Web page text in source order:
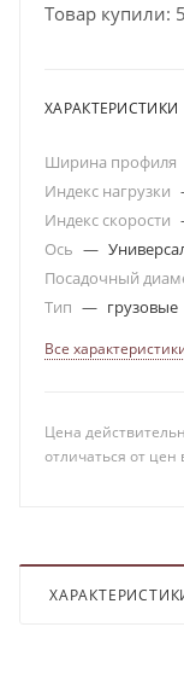
Товар купили:
ХАРАКТЕРИСТИКИ
Ширина профиля
Индекс нагрузки
Индекс скорости
Ось —
Посадочный
Тип — грузовые
Все
Цена
отличаться от